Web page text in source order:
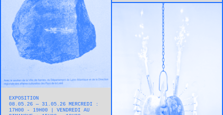
EXPOSITION
08.05.26 — 31.05.26 MERCREDI :
17H00 - 19H00 | VENDREDI AU